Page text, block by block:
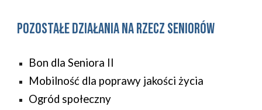
POZOSTAŁE Działania na rzeczSeniorów
Bon dla Seniora II
Mobilność dla poprawy jakości życia
Ogród społeczny